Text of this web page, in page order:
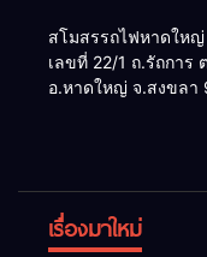
สโมสรรถไฟหาดใหญ่
เลขที่ 22/1 ถ.รัถการ
อ.หาดใหญ่ จ.สงขลา
เรื่องมาใหม่